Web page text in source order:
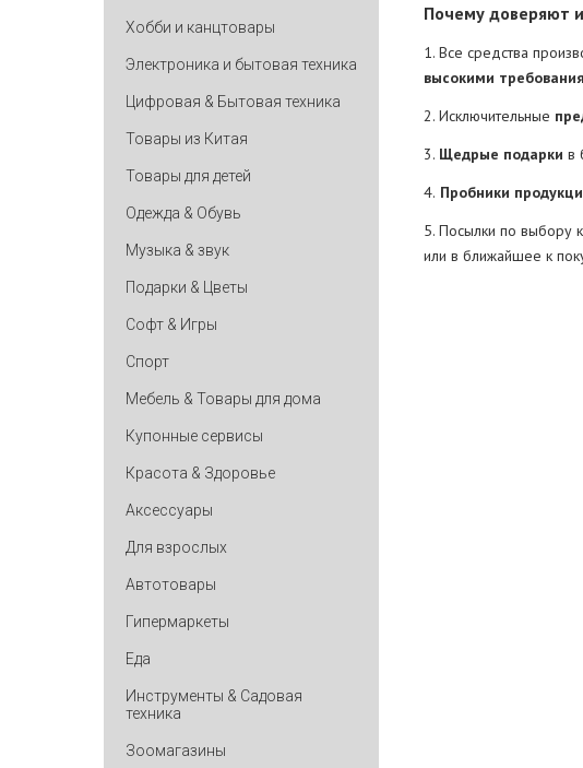
Хобби и канцтовары
Электроника и бытовая техника
Цифровая & Бытовая техника
Товары из Китая
Товары для детей
Одежда & Обувь
Музыка & звук
Подарки & Цветы
Софт & Игры
Спорт
Мебель & Товары для дома
Купонные сервисы
Красота & Здоровье
Аксессуары
Для взрослых
Автотовары
Гипермаркеты
Еда
Инструменты & Садовая
техника
Зоомагазины
Почему доверяют
1. Все средства
высокими
2. Исключительные
3. Щедрые подарки в
4. Пробники
5. Посылки по выбору
или в ближайшее к